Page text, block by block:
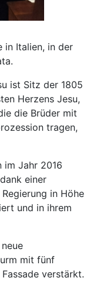
in Italien, in der
ist Sitz der 1805
Herzens Jesu,
die Brüder mit
tragen,
im Jahr 2016
einer
in Höhe
und in ihrem
mit fünf
verstärkt.